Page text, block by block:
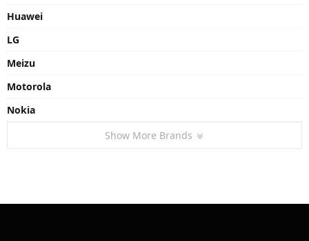
Huawei
LG
Meizu
Motorola
Nokia
Show More Brands